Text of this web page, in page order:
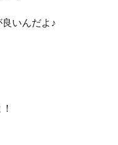
いんだよ♪